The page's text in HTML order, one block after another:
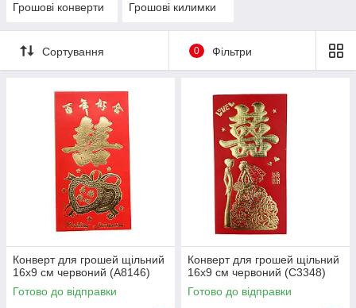
Грошові конверти Грошові килимки
Сортування 0 Фільтри
Конверт для грошей щільний
16х9 см червоний (А8146)
Готово до відправки
Конверт для грошей щільний
16х9 см червоний (C3348)
Готово до відправки